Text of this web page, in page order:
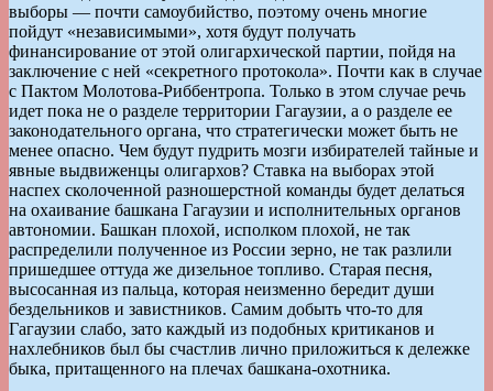
выборы — почти самоубийство, поэтому очень многие
пойдут «независимыми», хотя будут получать
финансирование от этой олигархической партии, пойдя на
заключение с ней «секретного протокола». Почти как в случае
с Пактом Молотова-Риббентропа. Только в этом случае речь
идет пока не о разделе территории Гагаузии, а о разделе ее
законодательного органа, что стратегически может быть не
менее опасно. Чем будут пудрить мозги избирателей тайные и
явные выдвиженцы олигархов? Ставка на выборах этой
наспех сколоченной разношерстной команды будет делаться
на охаивание башкана Гагаузии и исполнительных органов
автономии. Башкан плохой, исполком плохой, не так
распределили полученное из России зерно, не так разлили
пришедшее оттуда же дизельное топливо. Старая песня,
высосанная из пальца, которая неизменно бередит души
бездельников и завистников. Самим добыть что-то для
Гагаузии слабо, зато каждый из подобных критиканов и
нахлебников был бы счастлив лично приложиться к дележке
быка, притащенного на плечах башкана-охотника.